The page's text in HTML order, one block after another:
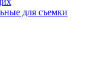
для съемки